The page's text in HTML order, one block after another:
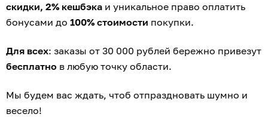
скидки, 2% кешбэка и уникальное право оплатить
бонусами до 100% стоимости покупки.
Для всех: заказы от 30 000 рублей бережно привезут
бесплатно в любую точку области.
Мы будем вас ждать, чтоб отпраздновать шумно и
весело!